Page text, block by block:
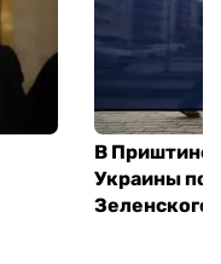
В Приштине
Украины
Зеленского